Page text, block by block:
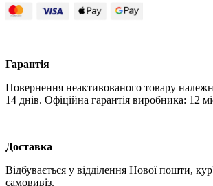
Гарантія
Повернення неактивованого товару
14 днів. Офіційна гарантія виробника: 12
Доставка
Відбувається у відділення Нової пошти,
самовивіз.